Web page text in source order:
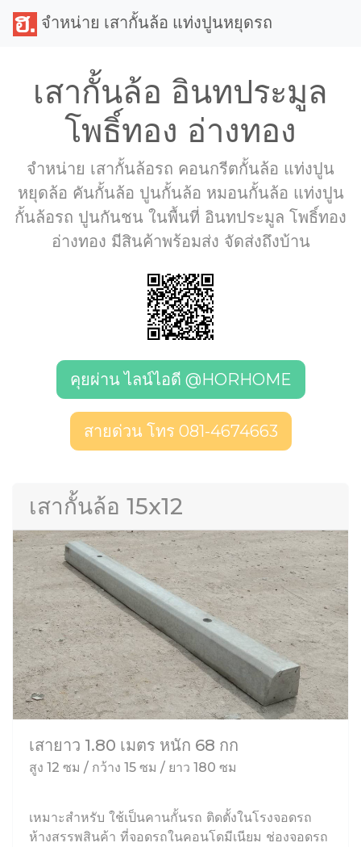
จำหน่าย เสากั้นล้อ แท่งปูนหยุดรถ
เสากั้นล้อ อินทประมูล
โพธิ์ทอง อ่างทอง
จำหน่าย เสากั้นล้อรถ คอนกรีตกั้นล้อ แท่งปูน
หยุดล้อ คันกั้นล้อ ปูนกั้นล้อ หมอนกั้นล้อ แท่งปูน
กั้นล้อรถ ปูนกันชน ในพื้นที่ อินทประมูล โพธิ์ทอง
อ่างทอง มีสินค้าพร้อมส่ง จัดส่งถึงบ้าน
คุยผ่าน ไลน์ไอดี @HORHOME
สายด่วน โทร 081-4674663
เสากั้นล้อ 15x12
เสายาว 1.80 เมตร หนัก 68 กก
สูง 12 ซม / กว้าง 15 ซม / ยาว 180 ซม
เหมาะสำหรับ ใช้เป็นคานกั้นรถ ติดตั้งในโรงจอดรถ
ห้างสรรพสินค้า ที่จอดรถในคอนโดมีเนียม ช่องจอดรถ